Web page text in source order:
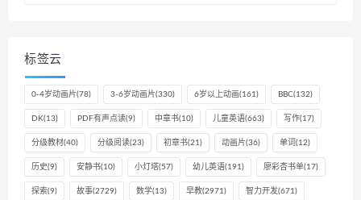
标签云
0-4岁动画片(78) 3-6岁动画片(330) 6岁以上动画(161) BBC(132)
DK(13) PDF有声点读(9) 中章书(10) 儿童英语(663) 写作(17)
分级教材(40) 分级阅读(23) 初章书(21) 动画片(36) 单词 (12)
历史(9) 安静书(10) 小灯塔(57) 幼儿英语(191) 廖彩杏书单(17)
探索(9) 故事(2729) 数学(13) 早教(2971) 智力开发(671)